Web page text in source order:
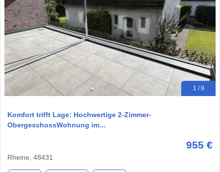
1 / 9
Komfort trifft Lage: Hochwertige 2-Zimmer-
ObergeschossWohnung im…
955 €
Rheine, 48431